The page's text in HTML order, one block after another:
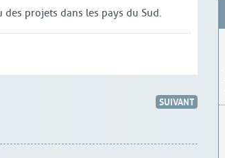
projets dans les pays du Sud.
SUIVANT